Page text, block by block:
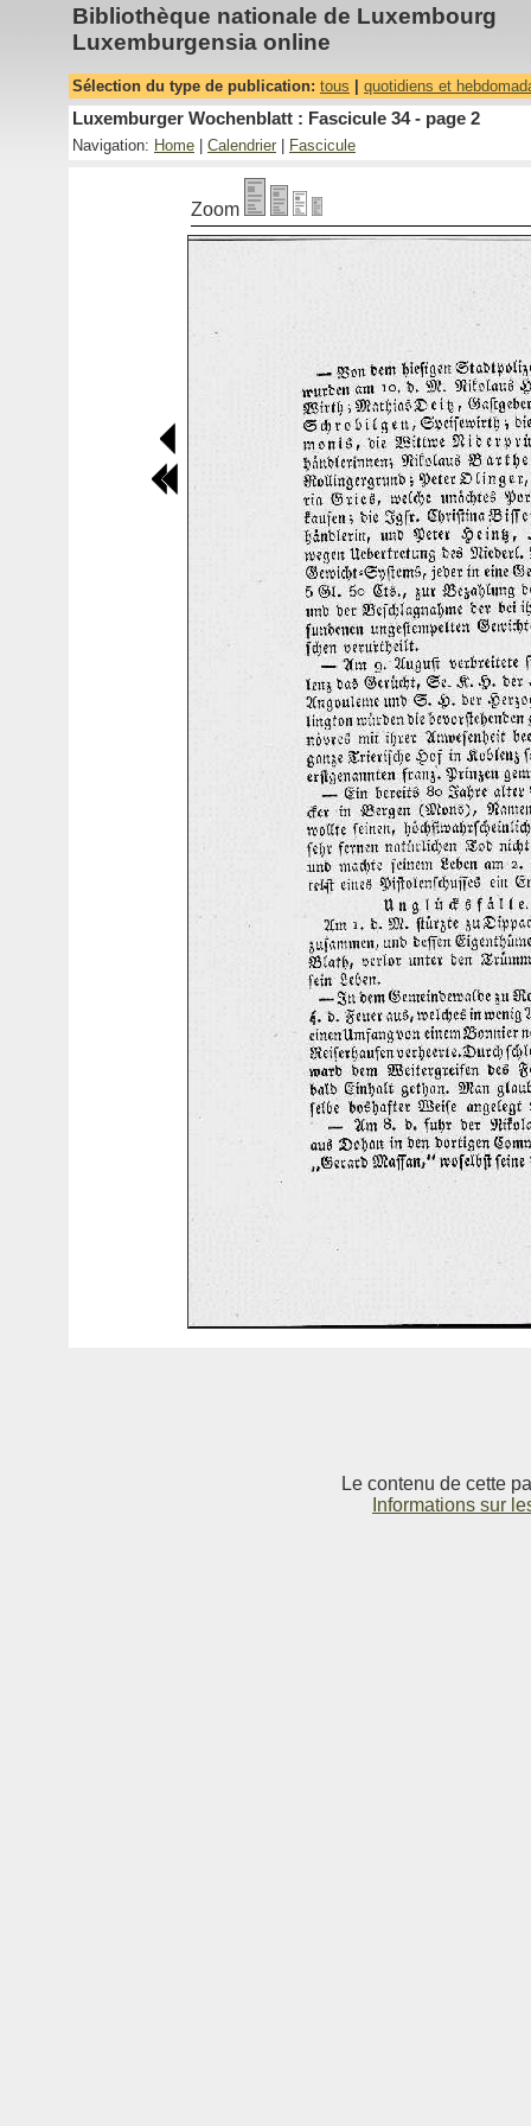
Bibliothèque nationale de Luxembourg
Luxemburgensia online
Sélection du type de publication: tous quotidiens et
Luxemburger Wochenblatt : Fascicule 34 - page 2
Navigation: Home Calendrier Fascicule
Zoom
Le contenu de cette
Informations sur